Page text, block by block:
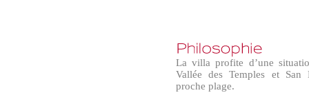
La villa profite d’une
Vallée des Temples et
proche plage.